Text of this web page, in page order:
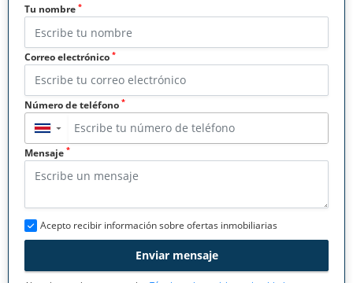
Tu nombre *
Correo electrónico *
Número de teléfono *
▼
Mensaje *
Acepto recibir información sobre ofertas inmobiliarias
Enviar mensaje